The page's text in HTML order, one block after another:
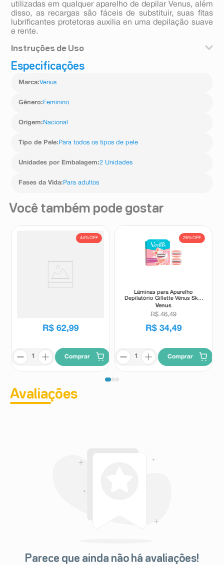
utilizadas em qualquer aparelho de depilar Venus, além
disso, as recargas são fáceis de substituir, suas fitas
lubrificantes protetoras auxilia en uma depilação suave
e rente.
Instruções de Uso
Aplique o gel de depilação Gillette Satin Care e deslize
Especificações
Marca:Venus
Gênero: Feminino
Origem: Nacional
Tipo de Pele: Para todos os tipos de pele
Unidades por Embalagem:2 Unidades
Fases da Vida: Para adultos
Você também pode gostar
44%OFF
R$ 62,99
Comprar
26%OFF
Lâminas para Aparelho
Depilatório Gillette Vênus Skin
Comfort Spa 2 Unidades
Venus
R$ 46,49
R$ 34,49
Comprar
Avaliações
Parece que ainda não há avaliações!